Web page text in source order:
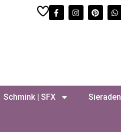
Schmink | SFX Sieraden